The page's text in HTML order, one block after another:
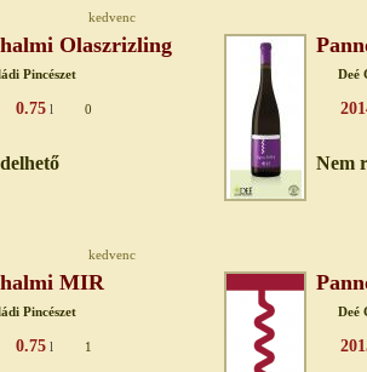
kedvenc
Olaszrizling
Pincészet
0.75 l 0
Deé
Nem
kedvenc
MIR
Pincészet
0.75 l 1
Deé